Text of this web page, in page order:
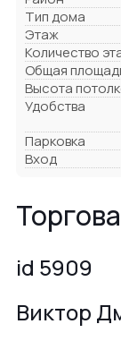
Тип дома
Этаж
Количество
Общая
Высота
Удобства
Парковка
Вход
id 5909
Виктор